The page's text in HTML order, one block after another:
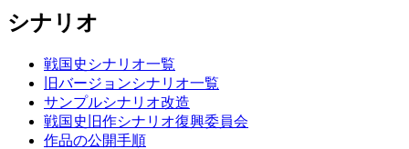
シナリオ
戦国史シナリオ一覧
旧バージョンシナリオ一覧
サンプルシナリオ改造
戦国史旧作シナリオ復興委員会
作品の公開手順